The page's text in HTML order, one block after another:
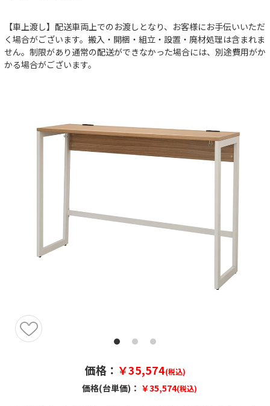
【車上渡し】配送車両上でのお渡しとなり、お客様にお手伝いいただ
く場合がございます。搬入・開梱・組立・設置・廃材処理は含まれま
せん。制限があり通常の配送ができなかった場合には、別途費用がか
かる場合がございます。
価格： ￥35,574(税込)
価格(台単価)： ￥35,574(税込)